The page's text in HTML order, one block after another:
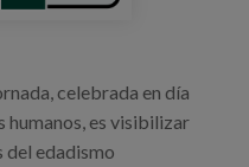
celebrada en día
humanos, es visibilizar
del edadismo